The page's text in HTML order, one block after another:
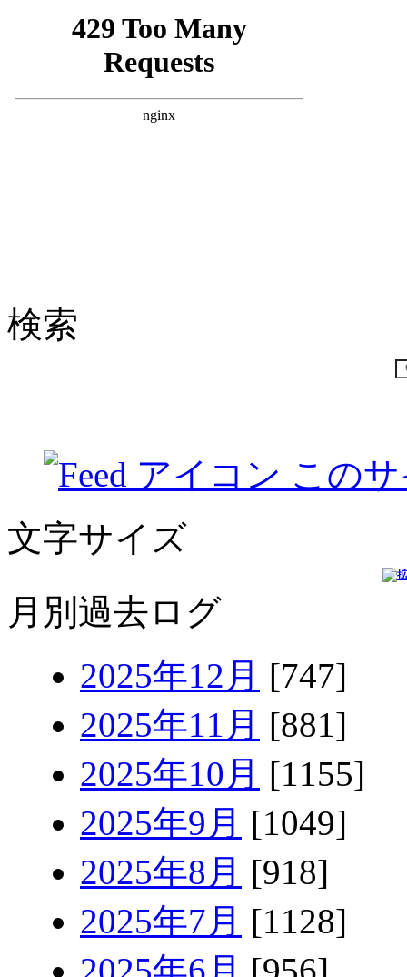
検索
この
文字サイズ
月別過去ログ
2025年12月 [747]
2025年11月 [881]
2025年10月 [1155]
2025年9月 [1049]
2025年8月 [918]
2025年7月 [1128]